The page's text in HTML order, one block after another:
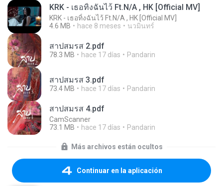
KRK - เธอทิ้งฉันไว้ Ft.N/A , HK [Official MV]
KRK - เธอทิ้งฉันไว้ Ft.N/A , HK [Official MV]
4.6 MB
hace 8 meses นวมินทร์
สาปสมรส 2.pdf
78.3 MB hace 17 días Pandarin
สาปสมรส 3.pdf
73.4 MB hace 17 días Pandarin
สาปสมรส 4.pdf
CamScanner
73.1 MB
hace 17 días Pandarin
Más archivos están ocultos
Continuar en la aplicación